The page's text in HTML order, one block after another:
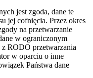
jest zgoda, dane te
jej cofnięcia. Przez okres
na przetwarzanie
w ograniczonym
RODO przetwarzania
w oparciu o inne
Państwa dane